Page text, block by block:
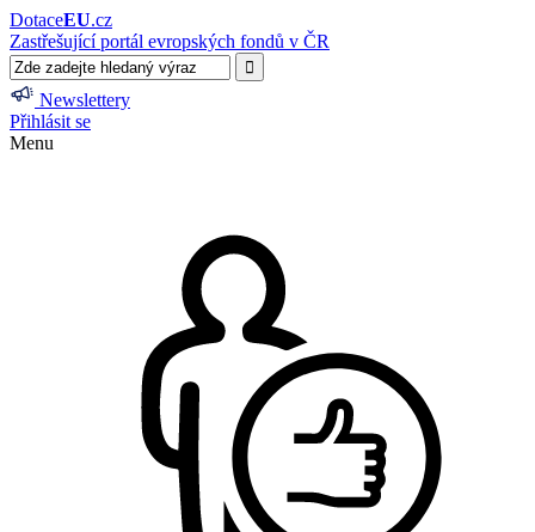
DotaceEU.cz
Zastřešující portál evropských fondů v ČR
Newslettery
Přihlásit se
Menu